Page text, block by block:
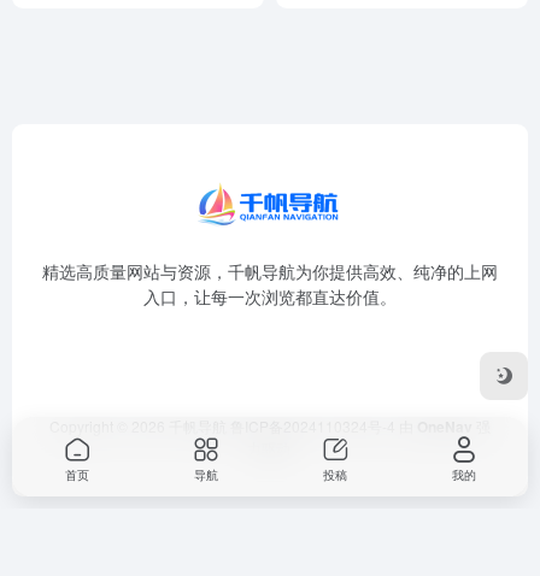
精选高质量网站与资源，千帆导航为你提供高效、纯净的上网
入口，让每一次浏览都直达价值。
首页 导航 投稿 我的